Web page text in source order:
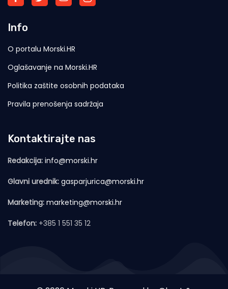
Info
O portalu Morski.HR
Oglašavanje na Morski.HR
Politika zaštite osobnih podataka
Pravila prenošenja sadržaja
Kontaktirajte nas
Redakcija: info@morski.hr
Glavni urednik: gasparjurica@morski.hr
Marketing: marketing@morski.hr
Telefon: +385 1 551 35 12